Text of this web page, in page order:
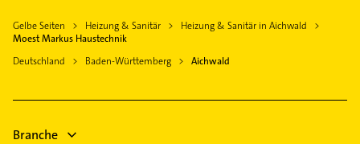
Schorndorf Württemberg
Winnenden
Ostfildern
Phoniatrie
Logopädie
Hausarzt
Allgemeinarzt
Gelbe Seiten Heizung & Sanitär
Heizung & Sanitär in Aichwald
Moest Markus Haustechnik
Deutschland
Baden-Württemberg Aichwald
Branche